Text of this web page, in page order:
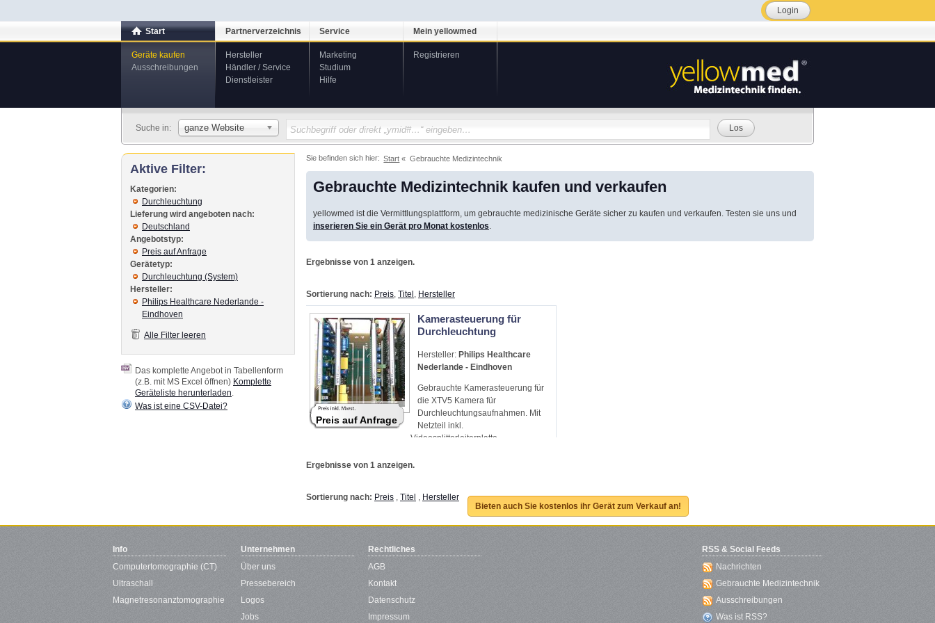
Login
Start
Geräte kaufen
Ausschreibungen
Partnerverzeichnis
Hersteller
Händler / Service
Dienstleister
Service
Marketing
Studium
Hilfe
Mein yellowmed
Registrieren
Suche in: ganze Website Los
Sie befinden sich hier: Start Gebrauchte Medizintechnik
Gebrauchte Medizintechnik kaufen und verkaufen
yellowmed ist die Vermittlungsplattform, um gebrauchte medizinische Geräte sicher zu kaufen und verkaufen. Testen sie uns und
inserieren Sie ein Gerät pro Monat kostenlos
Ergebnisse von 1 anzeigen.
Sortierung nach: Preis Titel Hersteller
Kamerasteuerung für
Durchleuchtung
Hersteller: Philips Healthcare
Nederlande - Eindhoven
Gebrauchte Kamerasteuerung für
die XTV5 Kamera für
Durchleuchtungsaufnahmen. Mit
Netzteil inkl.
Videosplitterleiterplatte
Preis auf Anfrage
Ergebnisse von 1 anzeigen.
Sortierung nach: Preis , Titel , Hersteller
Bieten auch Sie kostenlos ihr Gerät zum Verkauf an!
Aktive Filter:
Kategorien:
Durchleuchtung
Lieferung wird angeboten nach:
Deutschland
Angebotstyp:
Preis auf Anfrage
Gerätetyp:
Durchleuchtung (System)
Hersteller:
Philips Healthcare Nederlande -
Eindhoven
Alle Filter leeren
Das komplette Angebot in Tabellenform
(z.B. mit MS Excel öffnen) Komplette
Geräteliste herunterladen
Was ist eine CSV-Datei?
Info
Computertomographie (CT)
Ultraschall
Magnetresonanztomographie
Unternehmen
Über uns
Pressebereich
Logos
Jobs
Rechtliches
AGB
Kontakt
Datenschutz
Impressum
RSS & Social Feeds
Nachrichten
Gebrauchte Medizintechnik
Ausschreibungen
Was ist RSS?